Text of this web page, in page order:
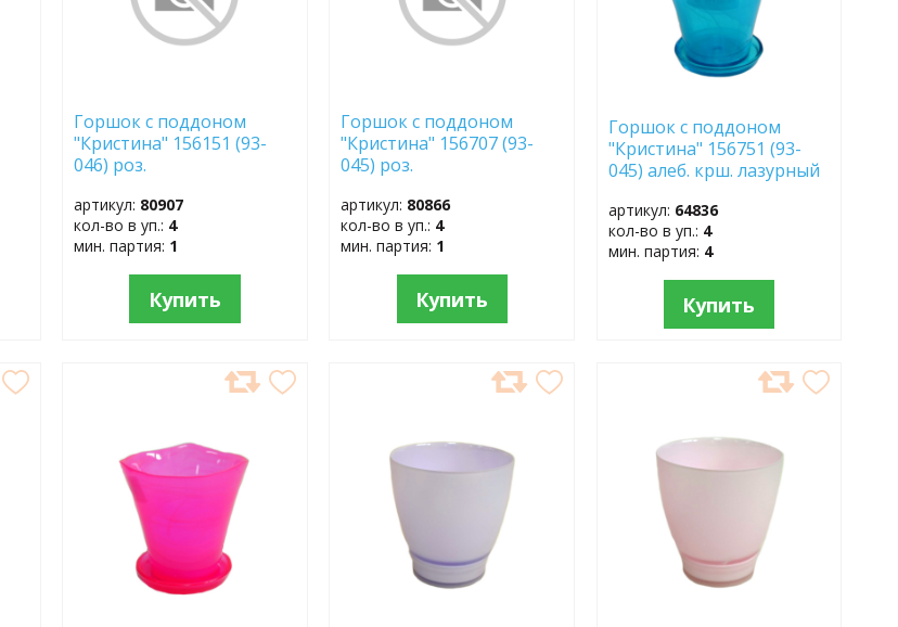
Горшок с поддоном
"Кристина" 156151 (93-
046) роз.
артикул: 80907
кол-во в уп.: 4
мин. партия: 1
Купить
Горшок с поддоном
"Кристина" 156707 (93-
045) роз.
артикул: 80866
кол-во в уп.: 4
мин. партия: 1
Купить
Горшок с поддоном
"Кристина" 156751 (93-
045) алеб. крш. лазурный
артикул: 64836
кол-во в уп.: 4
мин. партия: 4
Купить